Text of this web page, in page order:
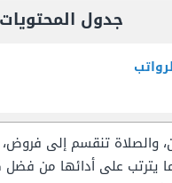
جدول المحتويات
تنقسم إلى فروض،
يترتب على أدائها من